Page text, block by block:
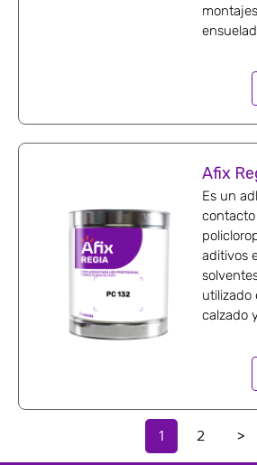
Afix
Es un
aditivos
utilizado
calzado
1 2 >